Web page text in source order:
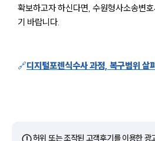
센터소개
확보하고자 하신다면, 수원형사소송변
기 바랍니다.
🔗디지털포렌식수사 과정, 복구범위 살
허위 또는 조작된 고객후기를 이용한